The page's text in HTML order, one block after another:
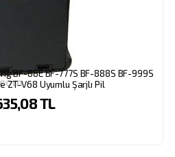
BF-88E BF-777S BF-888S BF-999S
ZT-V68 Uyumlu Şarjlı Pil
TL